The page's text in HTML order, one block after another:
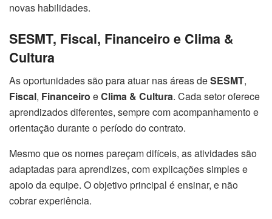
novas habilidades.
SESMT, Fiscal, Financeiro e Clima &
Cultura
As oportunidades são para atuar nas áreas deSESMT,
Fiscal, Financeiro eClima & Cultura. Cada setor oferece
aprendizados diferentes, sempre com acompanhamento e
orientação durante o período do contrato.
Mesmo que os nomes pareçam difíceis, as atividades são
adaptadas para aprendizes, com explicações simples e
apoio da equipe. O objetivo principal é ensinar, e não
cobrar experiência.